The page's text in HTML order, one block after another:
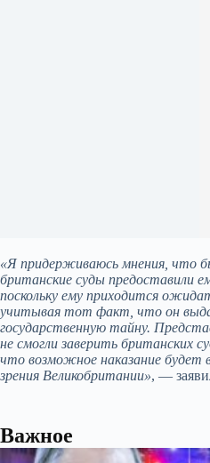
«Я придерживаюсь мнения, что
британские суды предоставили
поскольку ему приходится
учитывая тот факт, что он
государственную тайну.
не смогли заверить британских
что возможное наказание будет
зрения Великобритании», —
Важное